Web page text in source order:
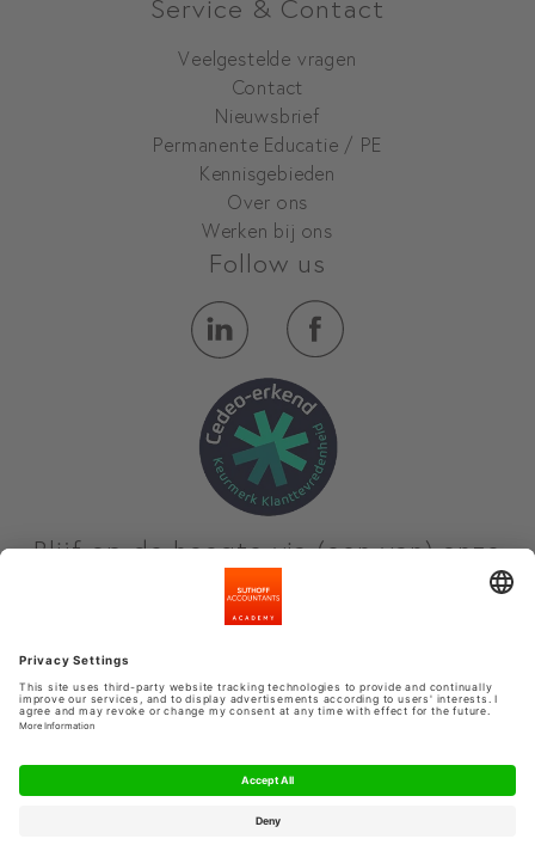
Service & Contact
Veelgestelde vragen
Contact
Nieuwsbrief
Permanente Educatie / PE
Kennisgebieden
Over ons
Werken bij ons
Follow us
Blijf op de hoogte via (een van) onze
nieuwsbrieven
Privacyinstellingen
Algemene voorwaarden
Privacy Statement